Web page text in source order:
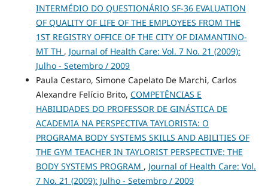
INTERMÉDIO DO QUESTIONÁRIO SF-36 EVALUATION
OF QUALITY OF LIFE OF THE EMPLOYEES FROM THE
1ST REGISTRY OFFICE OF THE CITY OF DIAMANTINO-
MT TH , Journal of Health Care: Vol. 7 No. 21 (2009):
Julho - Setembro / 2009
Paula Cestaro, Simone Capelato De Marchi, Carlos
Alexandre Felício Brito, COMPETÊNCIAS E
HABILIDADES DO PROFESSOR DE GINÁSTICA DE
ACADEMIA NA PERSPECTIVA TAYLORISTA: O
PROGRAMA BODY SYSTEMS SKILLS AND ABILITIES OF
THE GYM TEACHER IN TAYLORIST PERSPECTIVE: THE
BODY SYSTEMS PROGRAM , Journal of Health Care: Vol.
7 No. 21 (2009): Julho - Setembro / 2009